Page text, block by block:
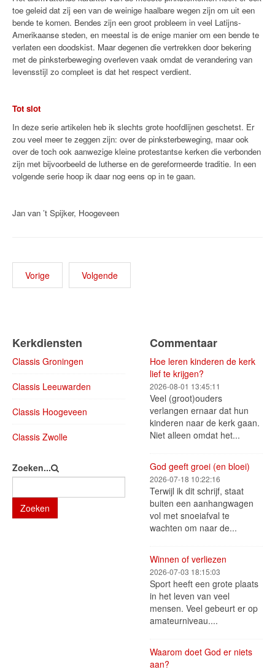
toe geleid dat zij een van de weinige haalbare wegen zijn om uit een
bende te komen. Bendes zijn een groot probleem in veel Latijns-
Amerikaanse steden, en meestal is de enige manier om een bende te
verlaten een doodskist. Maar degenen die vertrekken door bekering
met de pinksterbeweging overleven vaak omdat de verandering van
levensstijl zo compleet is dat het respect verdient.
Tot slot
In deze serie artikelen heb ik slechts grote hoofdlijnen geschetst. Er
zou veel meer te zeggen zijn: over de pinksterbeweging, maar ook
over de toch ook aanwezige kleine protestantse kerken die verbonden
zijn met bijvoorbeeld de lutherse en de gereformeerde traditie. In een
volgende serie hoop ik daar nog eens op in te gaan.
Jan van ’t Spijker, Hoogeveen
Vorige Volgende
Kerkdiensten
Classis Groningen
Classis Leeuwarden
Classis Hoogeveen
Classis Zwolle
Zoeken...
Zoeken
Commentaar
Hoe leren kinderen de kerk
lief te krijgen?
2026-08-01 13:45:11
Veel (groot)ouders
verlangen ernaar dat hun
kinderen naar de kerk gaan.
Niet alleen omdat het...
God geeft groei (en bloei)
2026-07-18 10:22:16
Terwijl ik dit schrijf, staat
buiten een aanhangwagen
vol met snoeiafval te
wachten om naar de...
Winnen of verliezen
2026-07-03 18:15:03
Sport heeft een grote plaats
in het leven van veel
mensen. Veel gebeurt er op
amateurniveau....
Waarom doet God er niets
aan?